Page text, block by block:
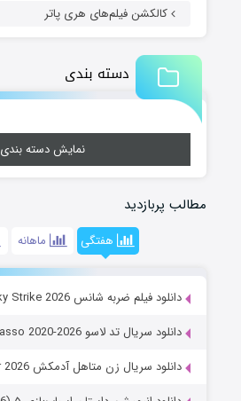
کالکشن فیلم‌های هری پاتر
دسته بندی
نمایش دسته بندی
مطالب پربازدید
هفتگی ماهانه
دانلود فیلم ضربه شانس Lucky Strike 2026
دانلود سریال تد لاسو Ted Lasso 2020-2026
دانلود سریال زن متاهل آدمکش A Bona Fide Killer 2026